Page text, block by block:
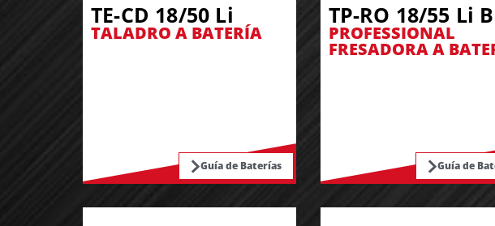
TE-CD 18/50 Li
TALADRO A BATERÍA
Guía de Baterías
TP-RO 18/55 Li
PROFESSIONAL
FRESADORA A
Guía de